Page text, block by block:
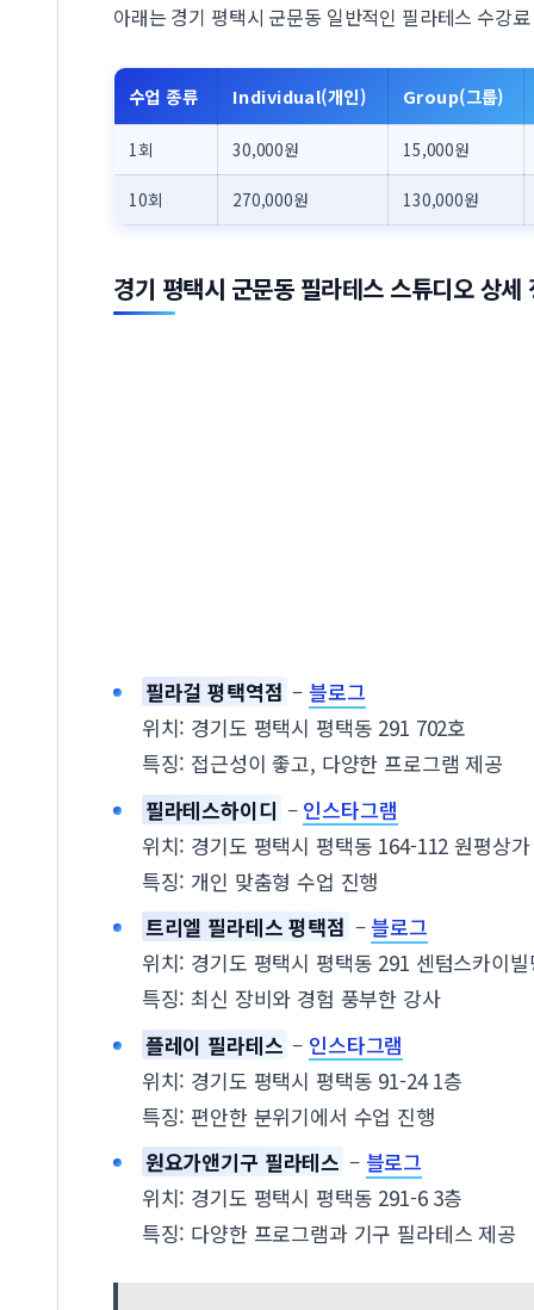
아래는 경기 평택시 군문동 일반적인 필라테스 수강
수업 종류 Individual(개인) Group(그룹)
1회 30,000원 15,000원
10회 270,000원 130,000원
경기 평택시 군문동 필라테스 스튜디오 상세
필라걸 평택역점 – 블로그
위치: 경기도 평택시 평택동 291 702호
특징: 접근성이 좋고, 다양한 프로그램 제공
필라테스하이디 – 인스타그램
위치: 경기도 평택시 평택동 164-112 원평상
특징: 개인 맞춤형 수업 진행
트리엘 필라테스 평택점 – 블로그
위치: 경기도 평택시 평택동 291 센텀스카이
특징: 최신 장비와 경험 풍부한 강사
플레이 필라테스 – 인스타그램
위치: 경기도 평택시 평택동 91-24 1층
특징: 편안한 분위기에서 수업 진행
원요가앤기구 필라테스 – 블로그
위치: 경기도 평택시 평택동 291-6 3층
특징: 다양한 프로그램과 기구 필라테스 제공